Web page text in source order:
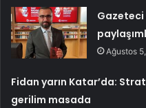
Gazeteci
Ağustos
Fidan yarın Katar’da:
gerilim masada